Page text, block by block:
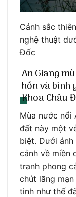
Cảnh sắc
nghệ thuật
Đốc
An Giang
hồn và bình
Khoa Châu
Mùa nước nổi
đất này một
biệt. Dưới
cảnh về miền
tranh phong
chút lãng
tình như thế